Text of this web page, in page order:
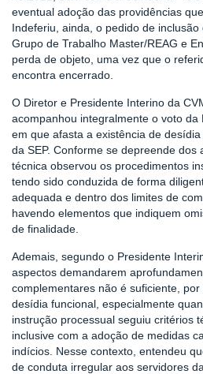
eventual adoção das providências
Indeferiu, ainda, o pedido de
Grupo de Trabalho Master/REAG e
perda de objeto, uma vez que o
encontra encerrado.
O Diretor e Presidente Interino da
acompanhou integralmente o voto
em que afasta a existência de
da SEP. Conforme se depreende dos
técnica observou os procedimentos
tendo sido conduzida de forma
adequada e dentro dos limites de
havendo elementos que indiquem
de finalidade.
Ademais, segundo o Presidente
aspectos demandarem
complementares não é suficiente,
desídia funcional, especialmente
instrução processual seguiu critérios
inclusive com a adoção de medidas
indícios. Nesse contexto, entendeu
de conduta irregular aos servidores